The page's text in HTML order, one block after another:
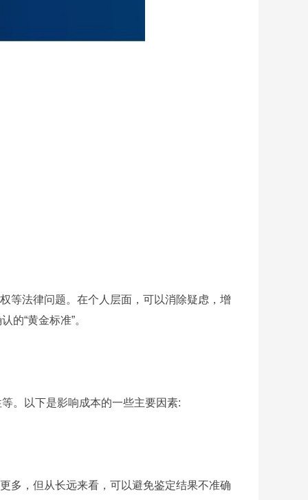
法律问题。在个人层面，可以消除疑虑，增
“黄金标准”。
。以下是影响成本的一些主要因素:
，但从长远来看，可以避免鉴定结果不准确